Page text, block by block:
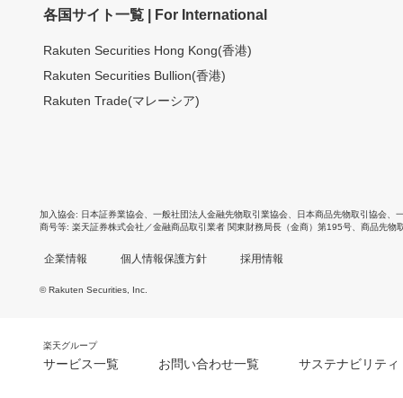
各国サイト一覧 | For International
Rakuten Securities Hong Kong(香港)
Rakuten Securities Bullion(香港)
Rakuten Trade(マレーシア)
加入協会 日本証券業協会 一般社団法人金融先物取引業協会 日本商品先物取引協会
商号等 楽天証券株式会社／金融商品取引業者 関東財務局長（金商）第195号、商品先物
企業情報 個人情報保護方針 採用情報
© Rakuten Securities, Inc.
楽天グループ
サービス一覧 お問い合わせ一覧 サステナビリティ